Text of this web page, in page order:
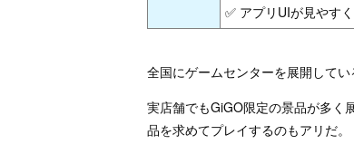
✅ アプリUIが見やす
全国にゲームセンターを展開して
実店舗でもGiGO限定の景品が多く
品を求めてプレイするのもアリだ。